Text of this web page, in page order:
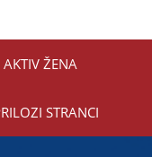
AKTIV ŽENA
STRANCI